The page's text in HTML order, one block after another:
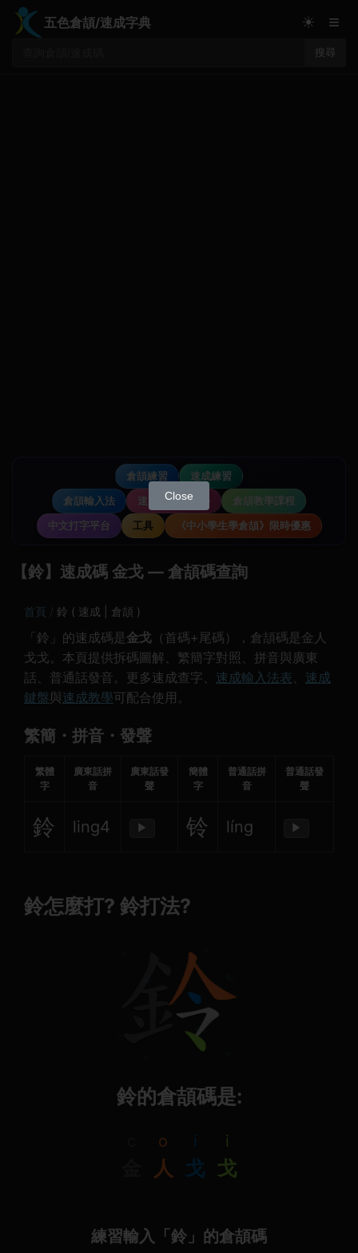
五色倉頡/速成字典
搜尋
☀ ≡
倉頡練習
速成練習
倉頡輸入法
速成輸入法教學
倉頡教學課程
中文打字平台
工具 《中小學生學倉頡》限時優惠
【鈴】速成碼 金戈 — 倉頡碼查詢
首頁 鈴 ( 速成 | 倉頡 )
「鈴」的速成碼是 金戈 （首碼+尾碼），倉頡碼是金人
戈戈。本頁提供拆碼圖解、繁簡字對照、拼音與廣東
話、普通話發音。更多速成查字、 速成輸入法表、 速成
鍵盤與速成教學可配合使用。
繁簡・拼音・發聲
繁體
字
廣東話拼
音
廣東話發
聲
簡體
字
普通話拼
音
普通話發
聲
鈴 ling4 ▶ 铃 líng ▶
鈴怎麼打? 鈴打法?
鈴的倉頡碼是:
o
人
i
戈
i
戈
練習輸入「鈴」的倉頡碼
Close